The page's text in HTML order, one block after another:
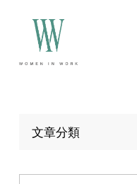
文章分類